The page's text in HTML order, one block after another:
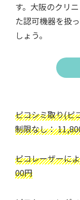
す。大阪のクリ
た認可機器を扱
しょう。
ピコシミ取り(ピ
制限なし：
ピコレーザーに
00円